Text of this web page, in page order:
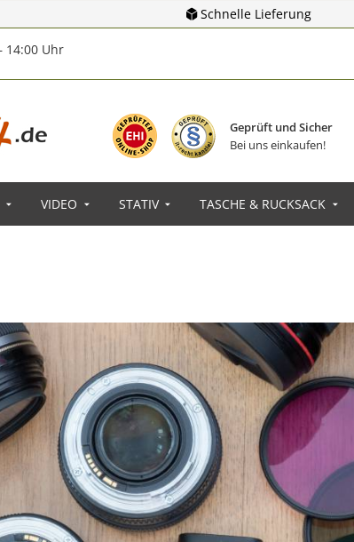
Schnelle Lieferung
14:00 Uhr
Geprüft und Sicher
Bei uns einkaufen!
VIDEO STATIV TASCHE & RUCKSACK